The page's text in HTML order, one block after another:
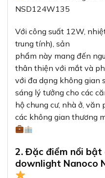
Với công suất 12W,
trung tính), sản
phẩm này mang đến
thân thiện với mắt và
với đa dạng không gian
sáng lý tưởng cho các
hộ chung cư, nhà ở, văn
các không gian thương
2. Đặc điểm nổi bật
downlight Nanoco